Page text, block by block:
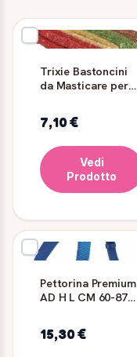
Trixie Bastoncini
da Masticare per
7,10 €
Vedi
Prodotto
Pettorina Premium
AD H L CM 60-87
15,30 €